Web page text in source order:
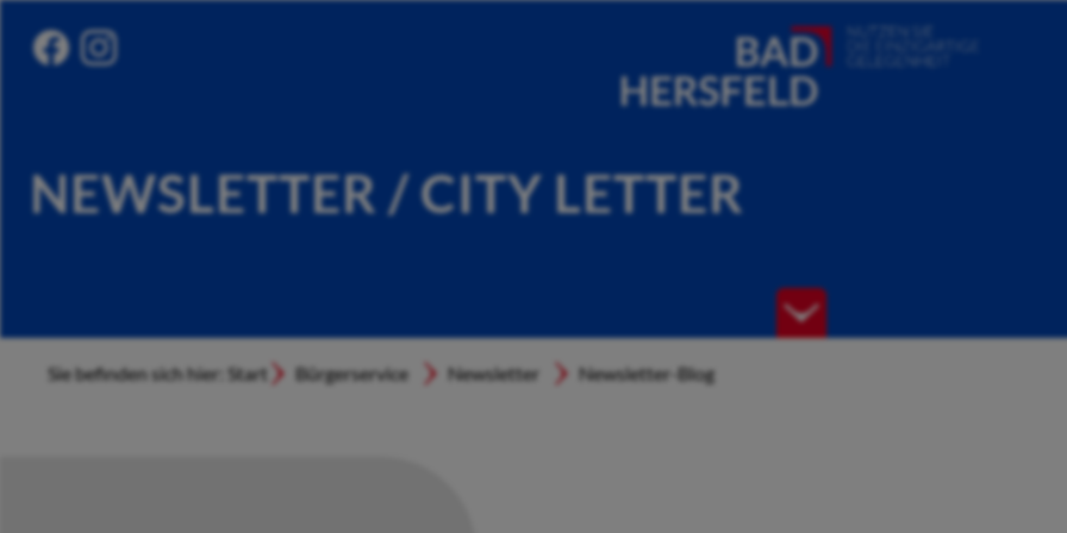
NEWSLETTER / CITY LETTER
Sie befinden sich hier: Start Bürgerservice Newsletter Newsletter-Blog